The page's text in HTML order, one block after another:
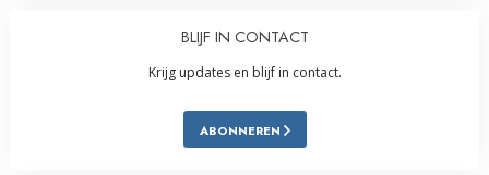
BLIJF IN CONTACT
Krijg updates en blijf in contact.
ABONNEREN